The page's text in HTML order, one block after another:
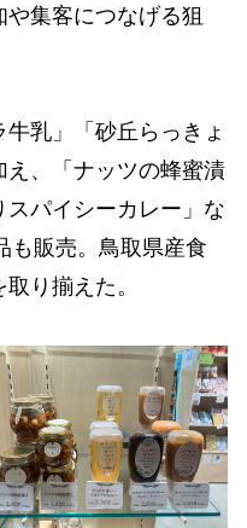
集客につなげる狙
乳」「砂丘らっきょ
え、「ナッツの蜂蜜漬
パイシーカレー」な
も販売。鳥取県産食
り揃えた。